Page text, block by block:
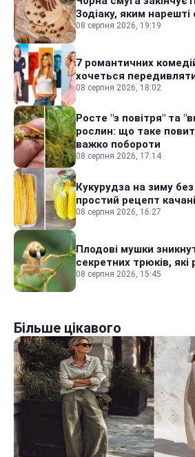
Зодіаку, яким
08 серпня 2026, 19:19
7 романтичних
хочеться
08 серпня 2026, 18:02
Росте "з повітря" та
рослин: що таке
важко побороти
08 серпня 2026, 17:14
Кукурудза на зиму
простий рецепт
08 серпня 2026, 16:27
Плодові мушки
секретних трюків,
08 серпня 2026, 15:45
Більше цікавого